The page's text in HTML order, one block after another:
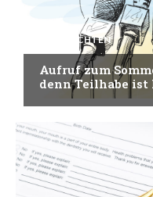
NACHRICHTEN
Aufruf zum
denn Teilhabe ist